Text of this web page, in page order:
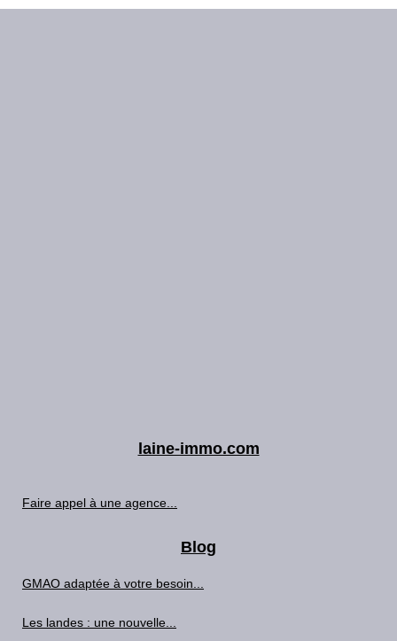
laine-immo.com
Faire appel à une agence...
Blog
GMAO adaptée à votre besoin...
Les landes : une nouvelle...